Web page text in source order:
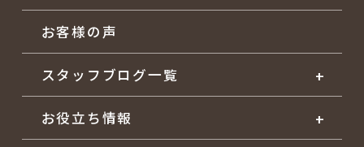
お客様の声
スタッフブログ一覧
お役立ち情報